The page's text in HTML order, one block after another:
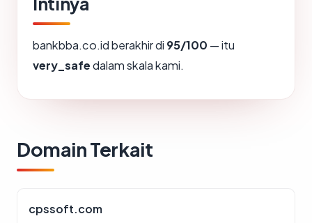
bankbba.co.id berakhir di 95/100 — itu
very_safedalam skala kami.
Domain Terkait
cpssoft.com